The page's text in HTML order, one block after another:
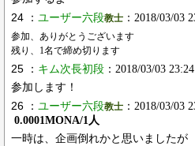
24 ： ユーザー六段教士 ：2018/03/03
参加、ありがとうございます
残り、1名で締め切ります
25 ： キム次長初段 ：2018/03/03
参加します！
26 ： ユーザー六段教士 ：2018/03/03
0.0001MONA/1人
一時は、企画倒れかと思いましたが